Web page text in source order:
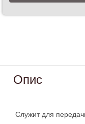
Опис
Служит для